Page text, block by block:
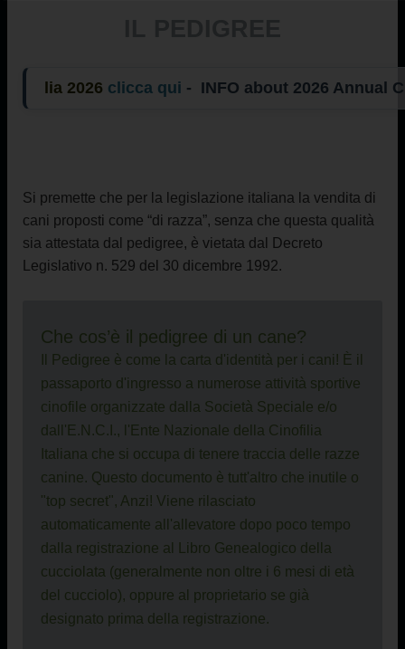
ia 2026 clicca qui- INFO about 2026 Annual
Si premette che per la legislazione italiana la vendita di
cani proposti come “di razza”, senza che questa qualità
sia attestata dal pedigree, è vietata dal Decreto
Legislativo n. 529 del 30 dicembre 1992.
Che cos’è il pedigree di un cane?
Il Pedigree è come la carta d'identità per i cani! È il
passaporto d'ingresso a numerose attività sportive
cinofile organizzate dalla Società Speciale e/o
dall'E.N.C.I., l'Ente Nazionale della Cinofilia
Italiana che si occupa di tenere traccia delle razze
canine. Questo documento è tutt'altro che inutile o
"top secret", Anzi! Viene rilasciato
automaticamente all'allevatore dopo poco tempo
dalla registrazione al Libro Genealogico della
cucciolata (generalmente non oltre i 6 mesi di età
del cucciolo), oppure al proprietario se già
designato prima della registrazione.